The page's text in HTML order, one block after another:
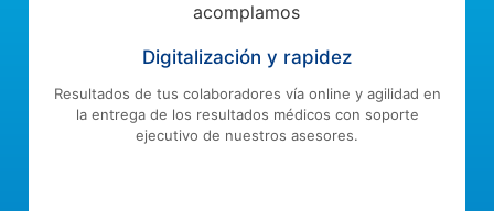
Digitalización y rapidez
Resultados de tus colaboradores vía online y agilidad en
la entrega de los resultados médicos con soporte
ejecutivo de nuestros asesores.